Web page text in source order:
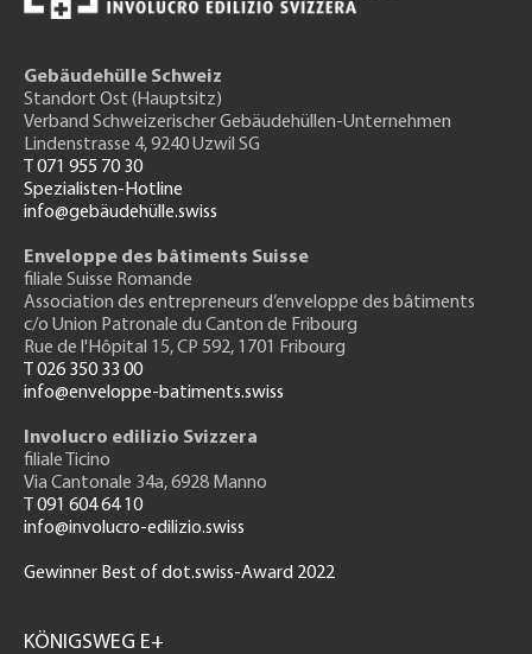
Gebäudehülle Schweiz
Standort Ost (Hauptsitz)
Verband Schweizerischer Gebäudehüllen-Unternehmen
Lindenstrasse 4, 9240 Uzwil SG
T 071 955 70 30
Spezialisten-Hotline
info@gebäudehülle.swiss
Enveloppe des bâtiments Suisse
filiale Suisse Romande
Association des entrepreneurs d’enveloppe des bâtiments
c/o Union Patronale du Canton de Fribourg
Rue de l'Hôpital 15, CP 592, 1701 Fribourg
T 026 350 33 00
info@enveloppe-batiments.swiss
Involucro edilizio Svizzera
filiale Ticino
Via Cantonale 34a, 6928 Manno
T 091 604 64 10
info@involucro-edilizio.swiss
Gewinner Best of dot.swiss-Award 2022
GH
KÖNIGSWEG E+